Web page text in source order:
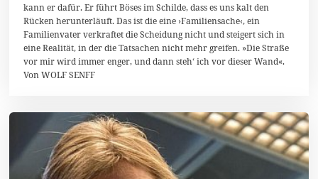
v
e
b
e
r
kann er dafür. Er führt Böses im Schilde, dass es uns kalt den
Rücken herunterläuft. Das ist die eine ›Familiensache‹, ein
Familienvater verkraftet die Scheidung nicht und steigert sich in
eine Realität, in der die Tatsachen nicht mehr greifen. »Die Straße
vor mir wird immer enger, und dann steh‘ ich vor dieser Wand«.
Von WOLF SENFF